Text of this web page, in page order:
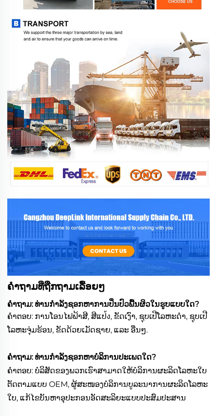
ຄຳຖາມທີ່ຖືກຖາມເລື້ອຍໆ
ຄຳຖາມ: ທ່ານກຳລັງຊອກຫາການປິ່ນປົວພື້ນຜິວໃນຮູບແບບໃດ?
ຄຳຕອບ: ການໂອນໄຟຟ້າສີ, ສີແປ้ง, ຂັດເງົາ, ຊຸບເປີໂລຫະດຳ, ຊຸບເປີ
ໂລຫະຈຸ່ມຮ້ອນ, ຂັດດ້ວຍເມັດຊາຍ, ແລະ ອື່ນໆ.
ຄຳຖາມ: ທ່ານກຳລັງຊອກຫາບໍລິການປະເພດໃດ?
ຄຳຕອບ: ບໍລິສັດຂອງພວກເຮົາສາມາດໃຫ້ບໍລິການຜະລິດໂລຫະໃບ
ຕັດຕາມແບບ OEM, ຜູ້ສະໜອງບໍລິການບູລະນາການຜະລິດໂລຫະ
ໃບ, ແກ້ໄຂບັນຫາອຸປະກອນອັດສະລິຍະແບບປະສົມປະສານ